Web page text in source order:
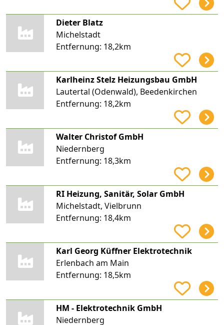
Dieter Blatz
Michelstadt
Entfernung: 18,2km
Karlheinz Stelz Heizungsbau GmbH
Lautertal (Odenwald), Beedenkirchen
Entfernung: 18,2km
Walter Christof GmbH
Niedernberg
Entfernung: 18,3km
RI Heizung, Sanitär, Solar GmbH
Michelstadt, Vielbrunn
Entfernung: 18,4km
Karl Georg Küffner Elektrotechnik
Erlenbach am Main
Entfernung: 18,5km
HM - Elektrotechnik GmbH
Niedernberg